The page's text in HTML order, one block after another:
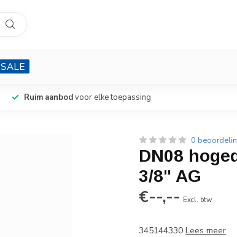
SALE
Ruim aanbodvoor elke toepassing
0
DN08
3/8" AG
€--,-- Excl. btw
345144330Lees meer.